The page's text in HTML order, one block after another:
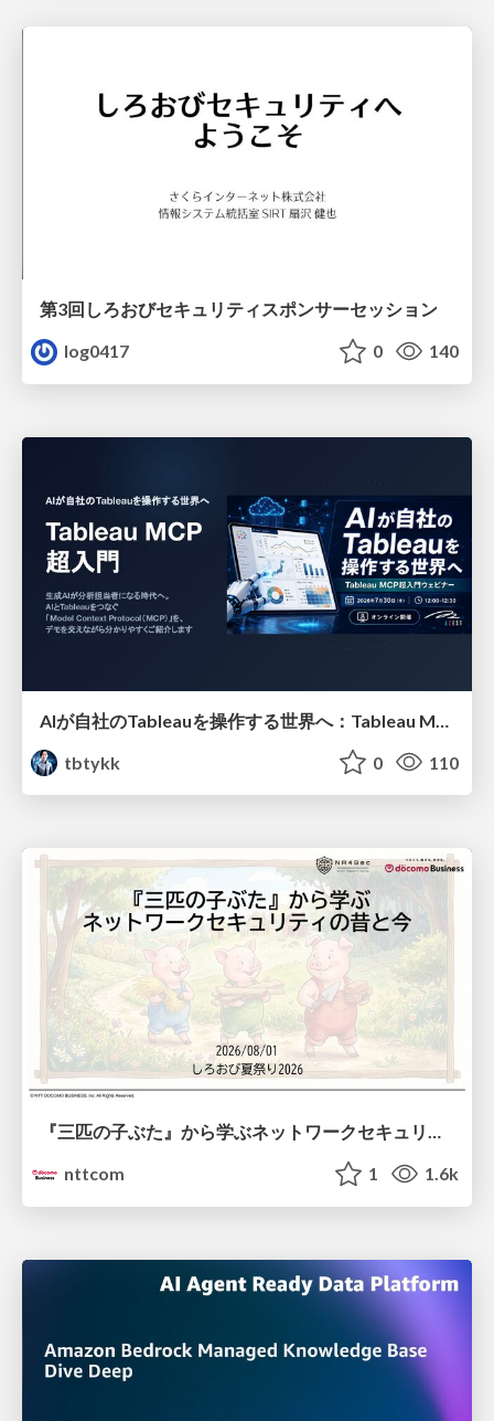
第3回しろおびセキュリティスポンサーセッション
log0417
0 140
tbtykk
0 110
『三匹の子ぶた』から学ぶネットワークセキュリティの昔と今 / Network Security: Then and Now Through the Lens of The Three Little Pigs
nttcom
1 1.6k